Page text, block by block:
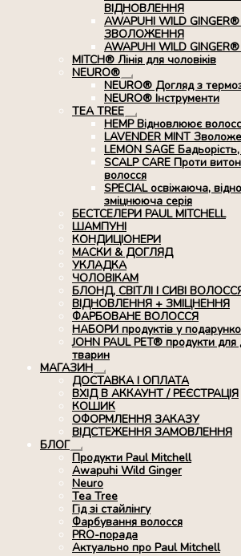
меню
ВІДНОВЛЕННЯ
AWAPUHI WILD
ЗВОЛОЖЕННЯ
AWAPUHI WILD
MITCH® Лінія для чоловіків
NEURO®
Розгорнуте
вкладене
меню
NEURO® Догляд з
NEURO® Інструменти
TEA TREE
Розгорнуте
вкладене
меню
HEMP Відновлюює
LAVENDER MINT
LEMON SAGE
SCALP CARE Проти
волосся
SPECIAL освіжаюча,
зміцнююча серія
БЕСТСЕЛЕРИ PAUL MITCHELL
ШАМПУНІ
КОНДИЦІОНЕРИ
МАСКИ & ДОГЛЯД
УКЛАДКА
ЧОЛОВІКАМ
БЛОНД, СВІТЛІ І СИВІ
ВІДНОВЛЕННЯ + ЗМІЦНЕННЯ
ФАРБОВАНЕ ВОЛОССЯ
НАБОРИ продуктів у
JOHN PAUL PET® продукти
тварин
МАГАЗИН
Розгорнуте
вкладене
меню
ДОСТАВКА І ОПЛАТА
ВХІД В АККАУНТ / РЕЄСТРАЦІЯ
КОШИК
ОФОРМЛЕННЯ ЗАКАЗУ
ВІДСТЕЖЕННЯ ЗАМОВЛЕННЯ
БЛОГ
Розгорнуте
вкладене
меню
Продукти Paul Mitchell
Awapuhi Wild Ginger
Neuro
Tea Tree
Гід зі стайлінгу
Фарбування волосся
PRO-порада
Актуально про Paul Mitchell